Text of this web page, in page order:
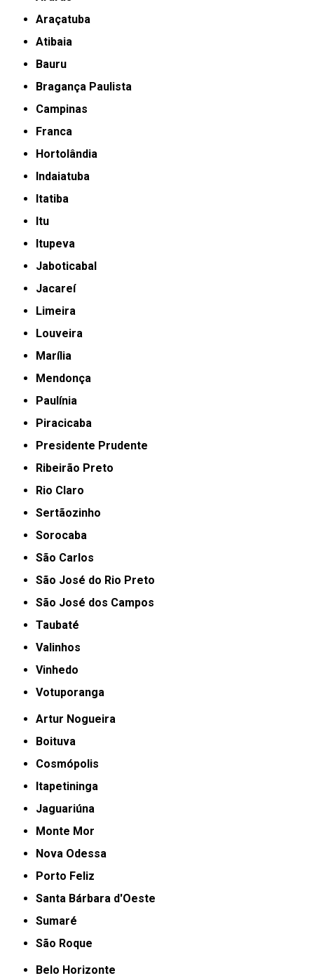
Araçatuba
Atibaia
Bauru
Bragança Paulista
Campinas
Franca
Hortolândia
Indaiatuba
Itatiba
Itu
Itupeva
Jaboticabal
Jacareí
Limeira
Louveira
Marília
Mendonça
Paulínia
Piracicaba
Presidente Prudente
Ribeirão Preto
Rio Claro
Sertãozinho
Sorocaba
São Carlos
São José do Rio Preto
São José dos Campos
Taubaté
Valinhos
Vinhedo
Votuporanga
Artur Nogueira
Boituva
Cosmópolis
Itapetininga
Jaguariúna
Monte Mor
Nova Odessa
Porto Feliz
Santa Bárbara d'Oeste
Sumaré
São Roque
Belo Horizonte